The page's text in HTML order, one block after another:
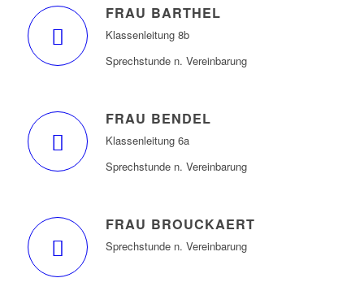
FRAU BARTHEL
Klassenleitung 8b
Sprechstunde n. Vereinbarung
FRAU BENDEL
Klassenleitung 6a
Sprechstunde n. Vereinbarung
FRAU BROUCKAERT
Sprechstunde n. Vereinbarung